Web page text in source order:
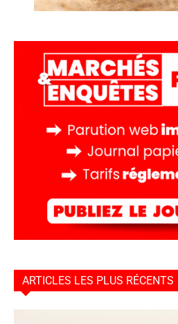
ARTICLES LES PLUS RÉCENTS